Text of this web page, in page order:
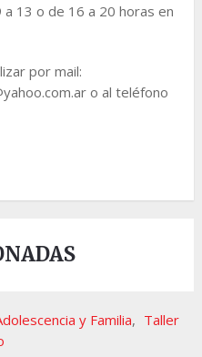
13 o de 16 a 20 horas en
por mail:
o al teléfono
y Familia, Taller